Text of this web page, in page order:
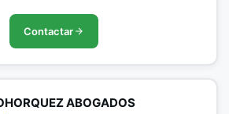
Contactar
ABOGADOS